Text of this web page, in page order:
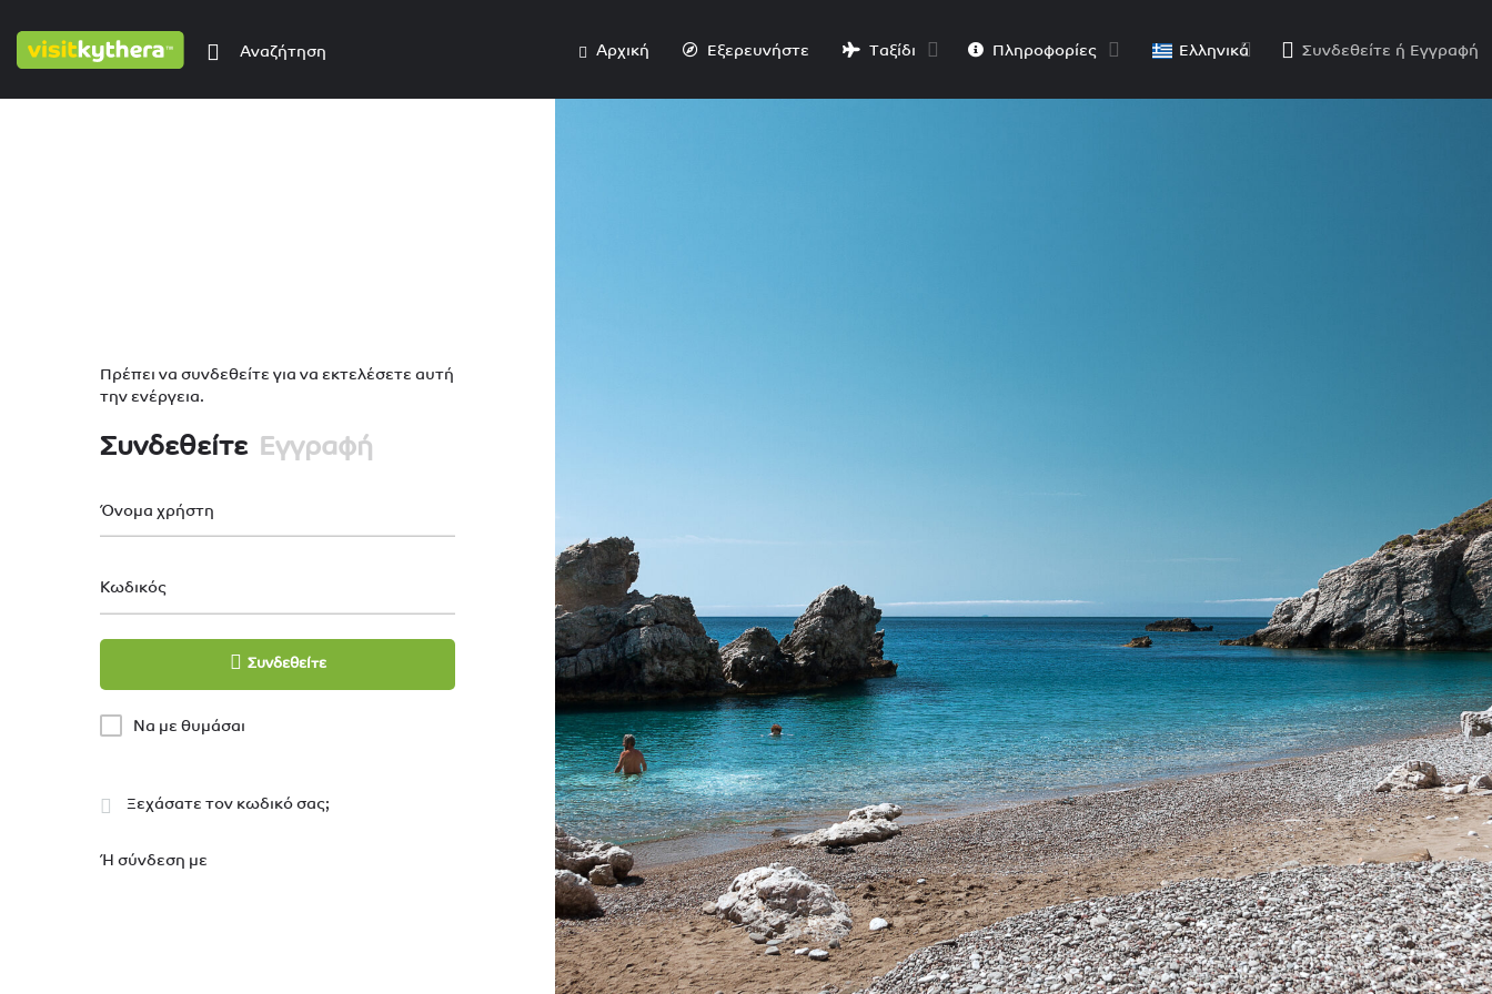
Αρχική Εξερευνήστε Ταξίδι Πληροφορίες Ελληνικά Συνδεθείτε ή Εγγραφή
Πρέπει να συνδεθείτε για να εκτελέσετε αυτή
την ενέργεια.
Συνδεθείτε Εγγραφή
Όνομα χρήστη
Κωδικός
Συνδεθείτε
Να με θυμάσαι
Ξεχάσατε τον κωδικό σας;
Ή σύνδεση με